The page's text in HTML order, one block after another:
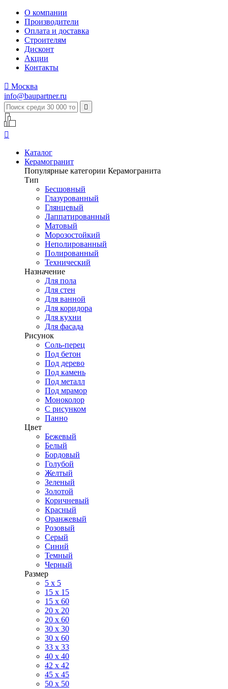
О компании
Производители
Оплата и доставка
Строителям
Дисконт
Акции
Контакты
 Москва
info@baupartner.ru


Каталог
Керамогранит
Популярные категории Керамогранита
Тип
Бесшовный
Глазурованный
Глянцевый
Лаппатированный
Матовый
Морозостойкий
Неполированный
Полированный
Технический
Назначение
Для пола
Для стен
Для ванной
Для коридора
Для кухни
Для фасада
Рисунок
Соль-перец
Под бетон
Под дерево
Под камень
Под металл
Под мрамор
Моноколор
С рисунком
Панно
Цвет
Бежевый
Белый
Бордовый
Голубой
Желтый
Зеленый
Золотой
Коричневый
Красный
Оранжевый
Розовый
Серый
Синий
Темный
Черный
Размер
5 x 5
15 x 15
15 x 60
20 х 20
20 x 60
30 х 30
30 x 60
33 x 33
40 х 40
42 x 42
45 x 45
50 x 50